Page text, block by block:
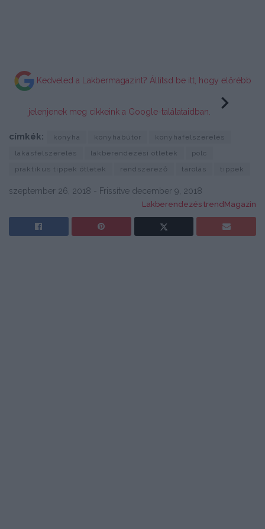
Kedveled a Lakbermagazint? Állítsd be itt, hogy előrébb
jelenjenek meg cikkeink a Google-találataidban.
címkék: konyha konyhabútor
konyhafelszerelés
lakásfelszerelés
lakberendezési ötletek
polc
praktikus tippek ötletek
rendszerező tárolás tippek
szeptember 26, 2018 - Frissítve december 9, 2018
Lakberendezés trendMagazin